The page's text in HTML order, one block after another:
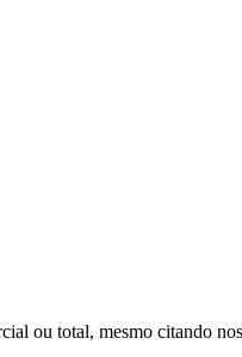
ou total, mesmo citando